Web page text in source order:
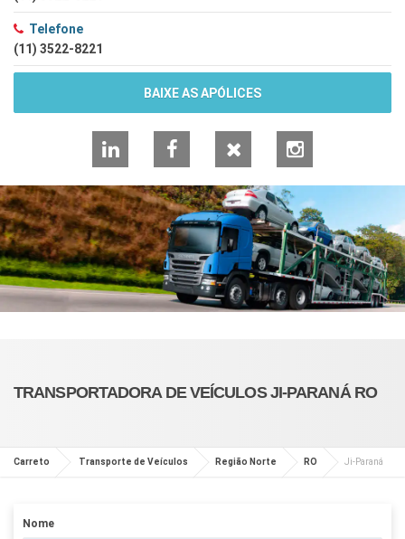
Telefone
(11) 3522-8221
BAIXE AS APÓLICES
LinkedInFacebook Instagram
TRANSPORTADORA DE VEÍCULOS JI-PARANÁ RO
Carreto Transporte de Veículos Região Norte RO Ji-Paraná
Nome